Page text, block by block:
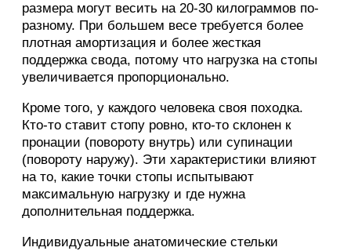
размера могут весить на 20-30 килограммов по-
разному. При большем весе требуется более
плотная амортизация и более жесткая
поддержка свода, потому что нагрузка на стопы
увеличивается пропорционально.
Кроме того, у каждого человека своя походка.
Кто-то ставит стопу ровно, кто-то склонен к
пронации (повороту внутрь) или супинации
(повороту наружу). Эти характеристики влияют
на то, какие точки стопы испытывают
максимальную нагрузку и где нужна
дополнительная поддержка.
Индивидуальные анатомические стельки